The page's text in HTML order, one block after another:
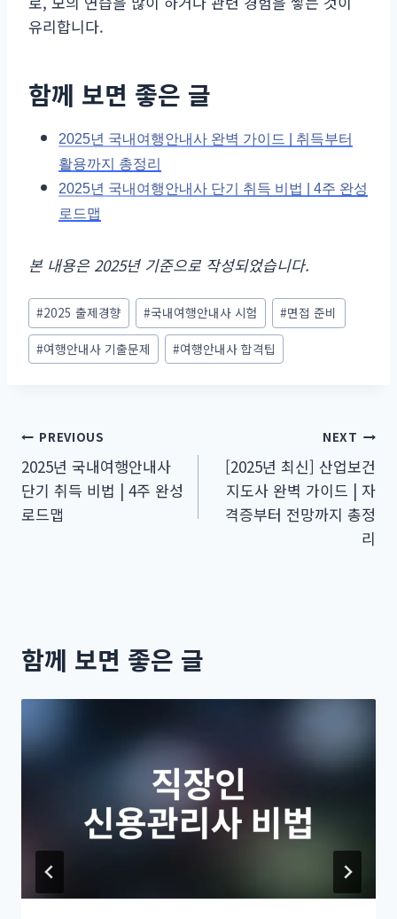
유리합니다.
함께 보면 좋은 글
2025년 국내여행안내사 완벽 가이드 | 취득부터
활용까지 총정리
2025년 국내여행안내사 단기 취득 비법 | 4주 완성
로드맵
본 내용은 2025년 기준으로 작성되었습니다.
Post
Tags:
#2025 출제경향 #국내여행안내사 시험 #면접 준비
#여행안내사 기출문제 #여행안내사 합격팁
글
탐
색
PREVIOUS
2025년 국내여행안내사
단기 취득 비법 | 4주 완성
로드맵
NEXT
[2025년 최신] 산업보건
지도사 완벽 가이드 | 자
격증부터 전망까지 총정
리
함께 보면 좋은 글